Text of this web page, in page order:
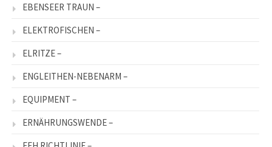
EBENSEER TRAUN –
ELEKTROFISCHEN –
ELRITZE –
ENGLEITHEN-NEBENARM –
EQUIPMENT –
ERNÄHRUNGSWENDE –